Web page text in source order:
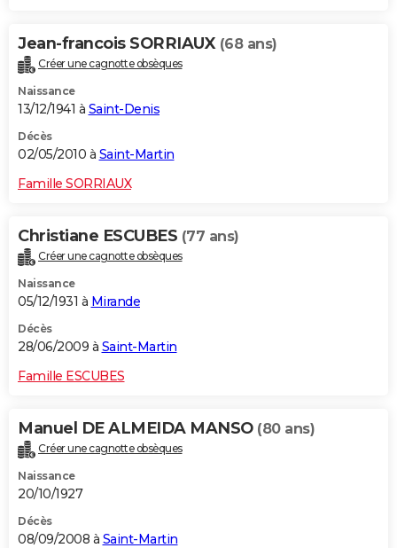
Jean-francois SORRIAUX (68 ans)
Créer une cagnotte obsèques
Naissance
13/12/1941 à Saint-Denis
Décès
02/05/2010 à Saint-Martin
Famille SORRIAUX
Christiane ESCUBES (77 ans)
Créer une cagnotte obsèques
Naissance
05/12/1931 à Mirande
Décès
28/06/2009 à Saint-Martin
Famille ESCUBES
Manuel DE ALMEIDA MANSO (80 ans)
Créer une cagnotte obsèques
Naissance
20/10/1927
Décès
08/09/2008 à Saint-Martin